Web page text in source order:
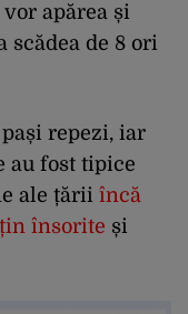
vor apărea și
scădea de 8 ori
repezi, iar
au fost tipice
ale țării încă
însorite și